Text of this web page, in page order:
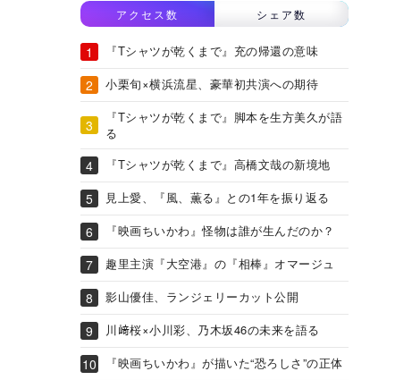
アクセス数 シェア数
『Tシャツが乾くまで』充の帰還の意味
小栗旬×横浜流星、豪華初共演への期待
『Tシャツが乾くまで』脚本を生方美久が語
る
『Tシャツが乾くまで』高橋文哉の新境地
見上愛、『風、薫る』との1年を振り返る
『映画ちいかわ』怪物は誰が生んだのか？
趣里主演『大空港』の『相棒』オマージュ
影山優佳、ランジェリーカット公開
川﨑桜×小川彩、乃木坂46の未来を語る
『映画ちいかわ』が描いた“恐ろしさ”の正体